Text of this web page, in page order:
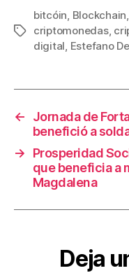
c
e
o
o
k
tt
er
ail
Etiquetas
bitcóin, Blockchain,
criptomonedas,
digital, Estefano
←
Jornada de
benefició a
→
Prosperidad
que beneficia a
Magdalena
Deja